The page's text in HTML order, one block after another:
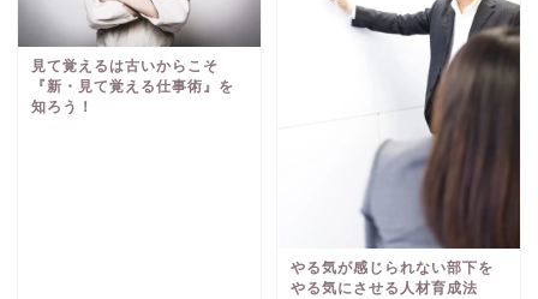
見て覚えるは古いからこそ
『新・見て覚える仕事術』を
知ろう！
やる気が感じられない部下を
やる気にさせる人材育成法